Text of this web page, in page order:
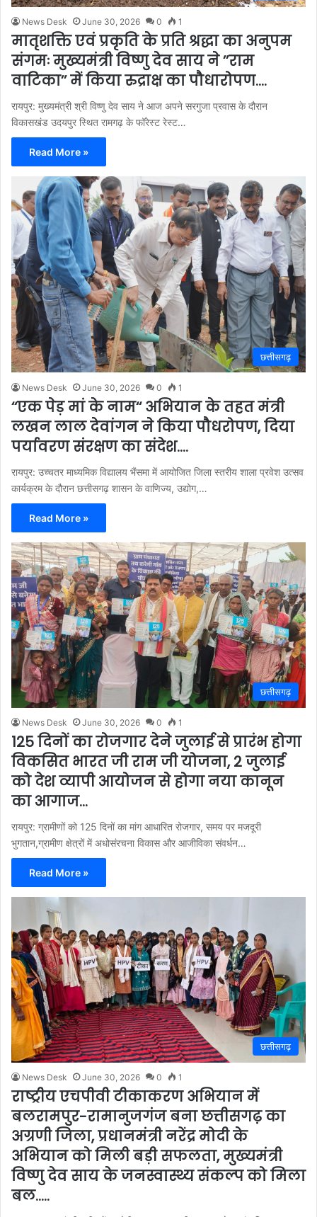
News Desk June 30, 2026 0 1
मातृशक्ति एवं प्रकृति के प्रति श्रद्धा का अनुपम
संगमः मुख्यमंत्री विष्णु देव साय ने ’’राम
वाटिका’’ में किया रुद्राक्ष का पौधारोपण….
रायपुर: मुख्यमंत्री श्री विष्णु देव साय ने आज अपने सरगुजा प्रवास के दौरान
विकासखंड उदयपुर स्थित रामगढ़ के फॉरेस्ट रेस्ट…
Read More »
छत्तीसगढ़
News Desk June 30, 2026 0 1
‘‘एक पेड़ मां के नाम‘‘ अभियान के तहत मंत्री
लखन लाल देवांगन ने किया पौधरोपण, दिया
पर्यावरण संरक्षण का संदेश….
रायपुर: उच्चतर माध्यमिक विद्यालय भैंसमा में आयोजित जिला स्तरीय शाला प्रवेश उत्सव
कार्यक्रम के दौरान छत्तीसगढ़ शासन के वाणिज्य, उद्योग,…
Read More »
छत्तीसगढ़
News Desk June 30, 2026 0 1
125 दिनों का रोजगार देने जुलाई से प्रारंभ होगा
विकसित भारत जी राम जी योजना, 2 जुलाई
को देश व्यापी आयोजन से होगा नया कानून
का आगाज…
रायपुर: ग्रामीणों को 125 दिनों का मांग आधारित रोजगार, समय पर मजदूरी
भुगतान,ग्रामीण क्षेत्रों में अधोसंरचना विकास और आजीविका संवर्धन…
Read More »
छत्तीसगढ़
News Desk June 30, 2026 0 1
राष्ट्रीय एचपीवी टीकाकरण अभियान में
बलरामपुर-रामानुजगंज बना छत्तीसगढ़ का
अग्रणी जिला, प्रधानमंत्री नरेंद्र मोदी के
अभियान को मिली बड़ी सफलता, मुख्यमंत्री
विष्णु देव साय के जनस्वास्थ्य संकल्प को मिला
बल…..